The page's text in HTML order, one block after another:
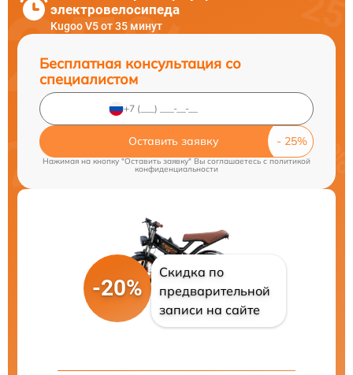
электровелосипеда
Kugoo V5 от 35 минут
Бесплатная консультация со
специалистом
Оставить заявку
Нажимая на кнопку "Оставить заявку" Вы соглашаетесь cполитикой
конфиденциальности
-20%
Скидка по
предварительной
записи на сайте